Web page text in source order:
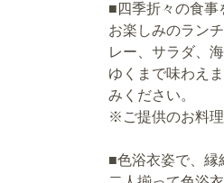
■四季折々の食事
お楽しみのラン
レー、サラダ、
ゆくまで味わえ
みください。
※ご提供のお料理
■色浴衣姿で、縁